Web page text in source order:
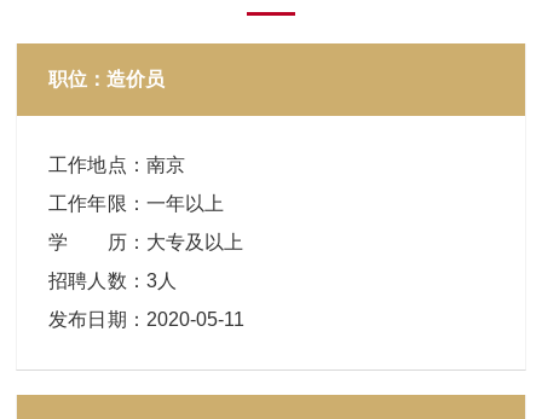
职位：造价员
工作地点 ： 南京
工作年限 ： 一年以上
学 历： 大专及以上
招聘人数 ： 3人
发布日期 ： 2020-05-11